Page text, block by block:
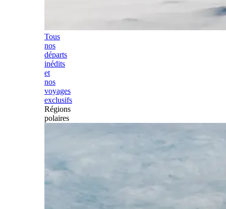
Tous
nos
départs
inédits
et
nos
voyages
exclusifs
Régions
polaires